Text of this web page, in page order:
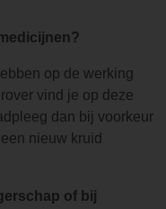
op de werking
vind je op deze
dan bij voorkeur
nieuw kruid
of bij